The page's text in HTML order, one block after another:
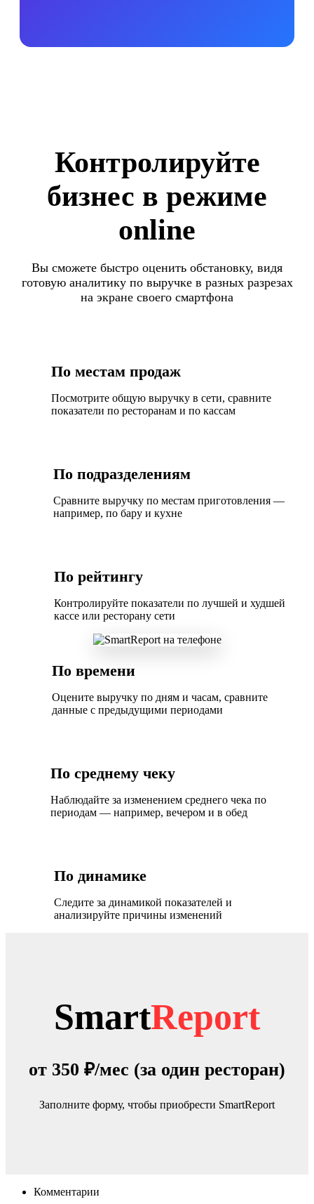
Контролируйте
бизнес в режиме
online
Вы сможете быстро оценить обстановку, видя
готовую аналитику по выручке в разных разрезах
на экране своего смартфона
По местам продаж
Посмотрите общую выручку в сети, сравните
показатели по ресторанам и по кассам
По подразделениям
Сравните выручку по местам приготовления —
например, по бару и кухне
По рейтингу
Контролируйте показатели по лучшей и худшей
кассе или ресторану сети
По времени
Оцените выручку по дням и часам, сравните
данные с предыдущими периодами
По среднему чеку
Наблюдайте за изменением среднего чека по
периодам — например, вечером и в обед
По динамике
Следите за динамикой показателей и
анализируйте причины изменений
SmartReport
от 350 ₽/мес (за один ресторан)
Заполните форму, чтобы приобрести SmartReport
Комментарии